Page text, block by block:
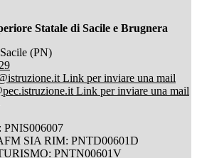
Statale di Sacile e Brugnera
(PN)
Link per inviare una mail
Link per inviare una mail
PNIS006007
SIA RIM: PNTD00601D
PNTN00601V